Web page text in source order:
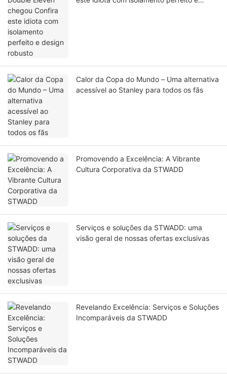
Calor da Copa do Mundo – Uma alternativa
acessível ao Stanley para todos os fãs
Promovendo a Excelência: A Vibrante
Cultura Corporativa da STWADD
Serviços e soluções da STWADD: uma
visão geral de nossas ofertas exclusivas
Revelando Excelência: Serviços e Soluções
Incomparáveis ​​da STWADD